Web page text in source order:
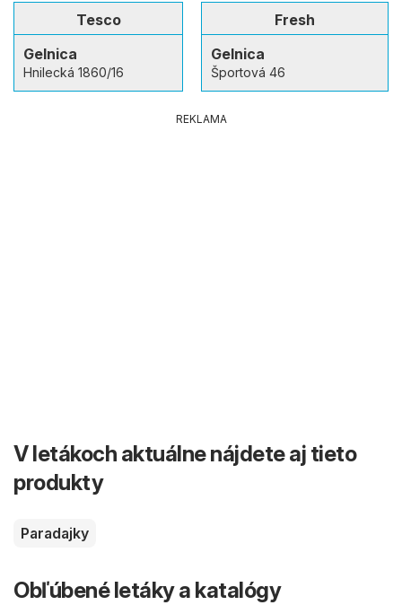
Tesco
Gelnica
Hnilecká 1860/16
Fresh
Gelnica
Športová 46
REKLAMA
V letákoch aktuálne nájdete aj tieto
produkty
Paradajky
Obľúbené letáky a katalógy